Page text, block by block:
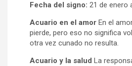
Fecha del signo: 21 de enero
Acuario en el amor En el
pierde, pero eso no significa
otra vez cunado no resulta.
Acuario y la salud La